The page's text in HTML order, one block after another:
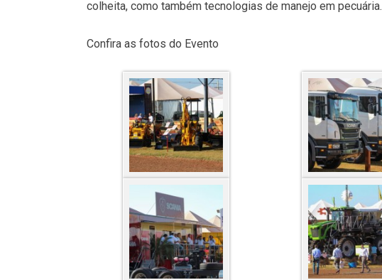
colheita, como também tecnologias de manejo em pecuária.
Confira as fotos do Evento